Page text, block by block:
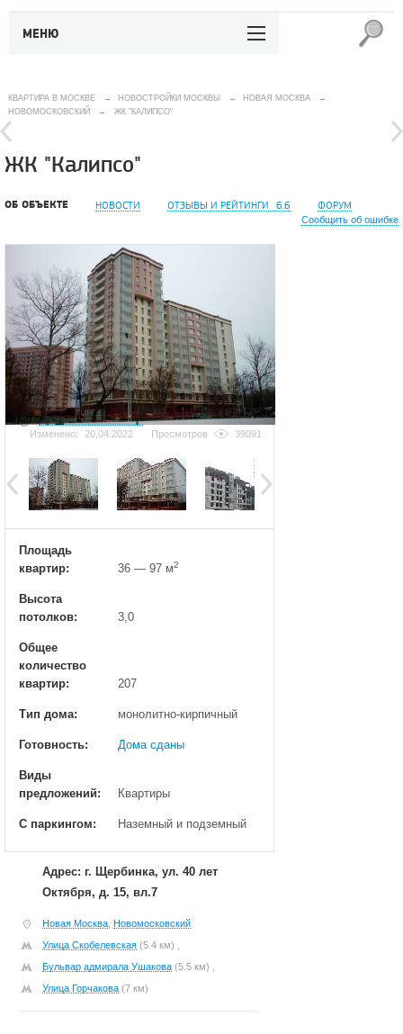
МЕНЮ
КВАРТИРА В МОСКВЕ → НОВОСТРОЙКИ МОСКВЫ → НОВАЯ МОСКВА
→
НОВОМОСКОВСКИЙ
→ ЖК "КАЛИПСО"
ЖК "Калипсо"
ОБ ОБЪЕКТЕ НОВОСТИ ОТЗЫВЫ И РЕЙТИНГИ 6.6 ФОРУМ
Сообщить об ошибке
Добавить фотографию
Изменено:
20.04.2022 Просмотров 39091
Площадь
квартир:
36 — 97 м2
Высота
потолков:
3,0
Общее
количество
квартир:
207
Тип дома: монолитно-кирпичный
Готовность: Дома сданы
Виды
предложений:
Квартиры
С паркингом: Наземный и подземный
Адрес: г. Щербинка, ул. 40 лет
Октября, д. 15, вл.7
Новая Москва Новомосковский
Улица Скобелевская (5.4 км) ,
Бульвар адмирала Ушакова (5.5 км) ,
Улица Горчакова (7 км)